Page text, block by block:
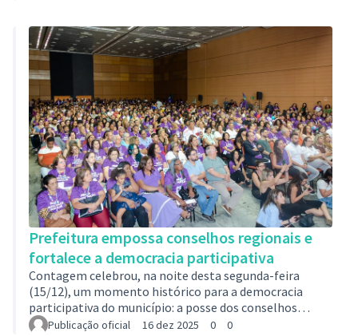
apresentar o balanço das ações já executadas pelo
Programa Municipal de Vilas, Favelas e Periferias e ouvir
novas demandas e sugestões dos conselheiros e
moradores das áreas periféricas da cidade.
Realizados nas re…
Prefeitura empossa conselhos regionais e
fortalece a democracia participativa
Contagem celebrou, na noite desta segunda-feira
(15/12), um momento histórico para a democracia
participativa do município: a posse dos conselhos
regionais. O evento, realizado no Hotel Actuall, reuniu
Publicação oficial 16 dez 2025 0 0